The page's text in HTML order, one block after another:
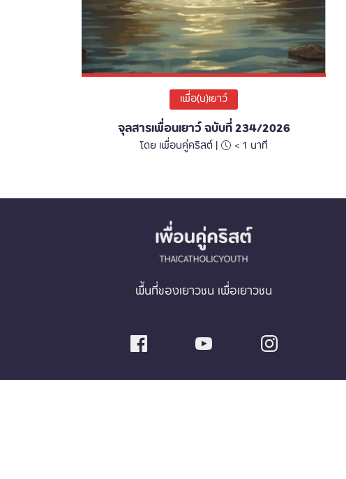
เพื่อ(น)เยาว์
จุลสารเพื่อนเยาว์ ฉบับที่ 234/2026
โดย เพื่อนคู่คริสต์ | < 1 นาที
พื้นที่ของเยาวชน เพื่อเยาวชน